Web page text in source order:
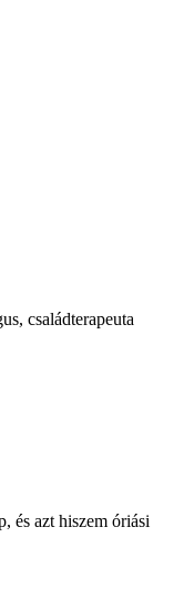
családterapeuta
és azt hiszem óriási